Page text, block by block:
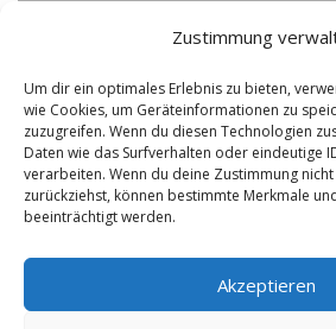
Zustimmung
Um dir ein optimales Erlebnis zu bieten,
wie Cookies, um Geräteinformationen zu
zuzugreifen. Wenn du diesen Technologien
Daten wie das Surfverhalten oder eindeutige
verarbeiten. Wenn du deine Zustimmung
zurückziehst, können bestimmte Merkmale
beeinträchtigt werden.
Akzeptieren
VORHERIGER ARTIKEL
Anwalt Löffingen
Fachanwalt für
Arbeitsrecht.